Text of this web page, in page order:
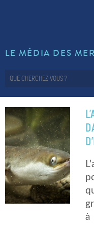
LE MÉDIA DES
à